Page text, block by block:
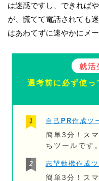
は迷惑ですし、できれば
が、慌てて電話されても
はあわてずに速やかにメ
就活
選考前に必ず使っ
自己PR作成ツ
簡単3分！ス
ちツールです。
志望動機作成
簡単3分！ス